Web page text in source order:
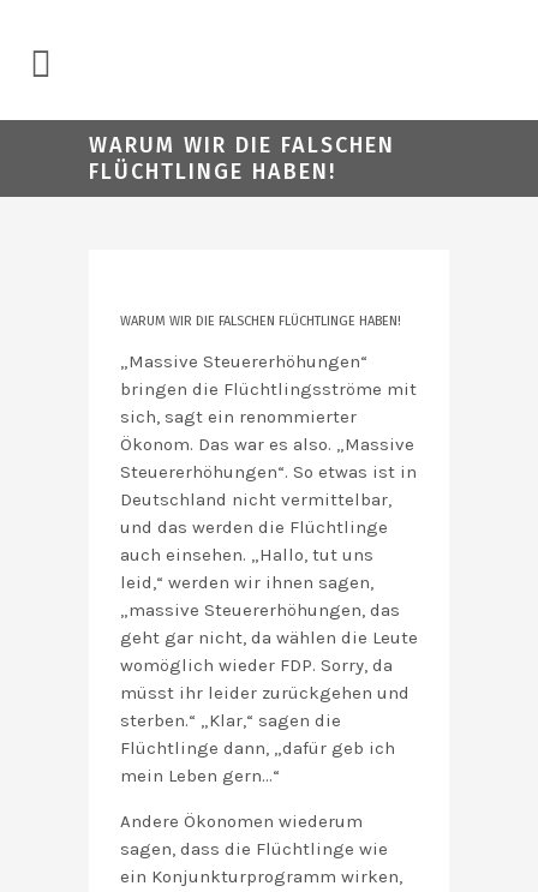
WARUM WIR DIE FALSCHEN
FLÜCHTLINGE HABEN!
WARUM WIR DIE FALSCHEN FLÜCHTLINGE HABEN!
„Massive Steuererhöhungen“
bringen die Flüchtlingsströme mit
sich, sagt ein renommierter
Ökonom. Das war es also. „Massive
Steuererhöhungen“. So etwas ist in
Deutschland nicht vermittelbar,
und das werden die Flüchtlinge
auch einsehen. „Hallo, tut uns
leid,“ werden wir ihnen sagen,
„massive Steuererhöhungen, das
geht gar nicht, da wählen die Leute
womöglich wieder FDP. Sorry, da
müsst ihr leider zurückgehen und
sterben.“ „Klar,“ sagen die
Flüchtlinge dann, „dafür geb ich
mein Leben gern…“
Andere Ökonomen wiederum
sagen, dass die Flüchtlinge wie
ein Konjunkturprogramm wirken,